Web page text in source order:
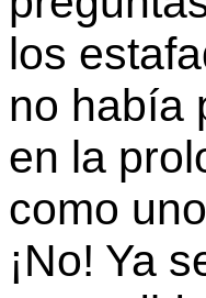
los
no había
en la
como
¡No! Ya